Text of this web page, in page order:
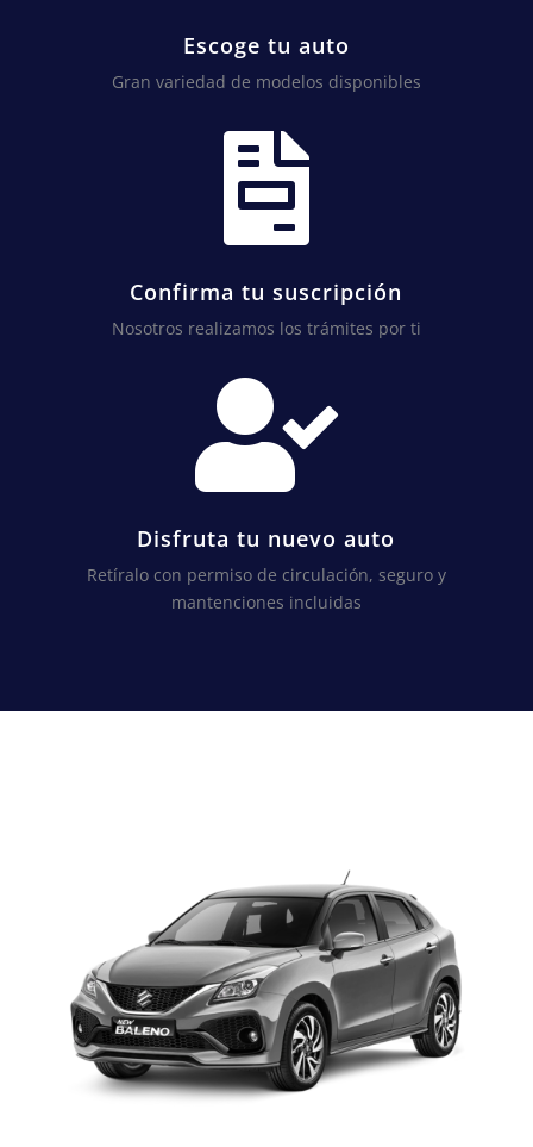
Escoge tu auto
Gran variedad de modelos disponibles

Confirma tu suscripción
Nosotros realizamos los trámites por ti

Disfruta tu nuevo auto
Retíralo con permiso de circulación, seguro y
mantenciones incluidas